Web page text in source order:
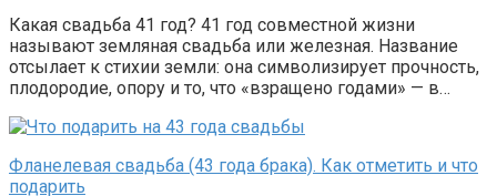
Какая свадьба 41 год? 41 год совместной жизни
называют земляная свадьба или железная. Название
отсылает к стихии земли: она символизирует прочность,
плодородие, опору и то, что «взращено годами» — в…
Фланелевая свадьба (43 года брака). Как отметить и что
подарить